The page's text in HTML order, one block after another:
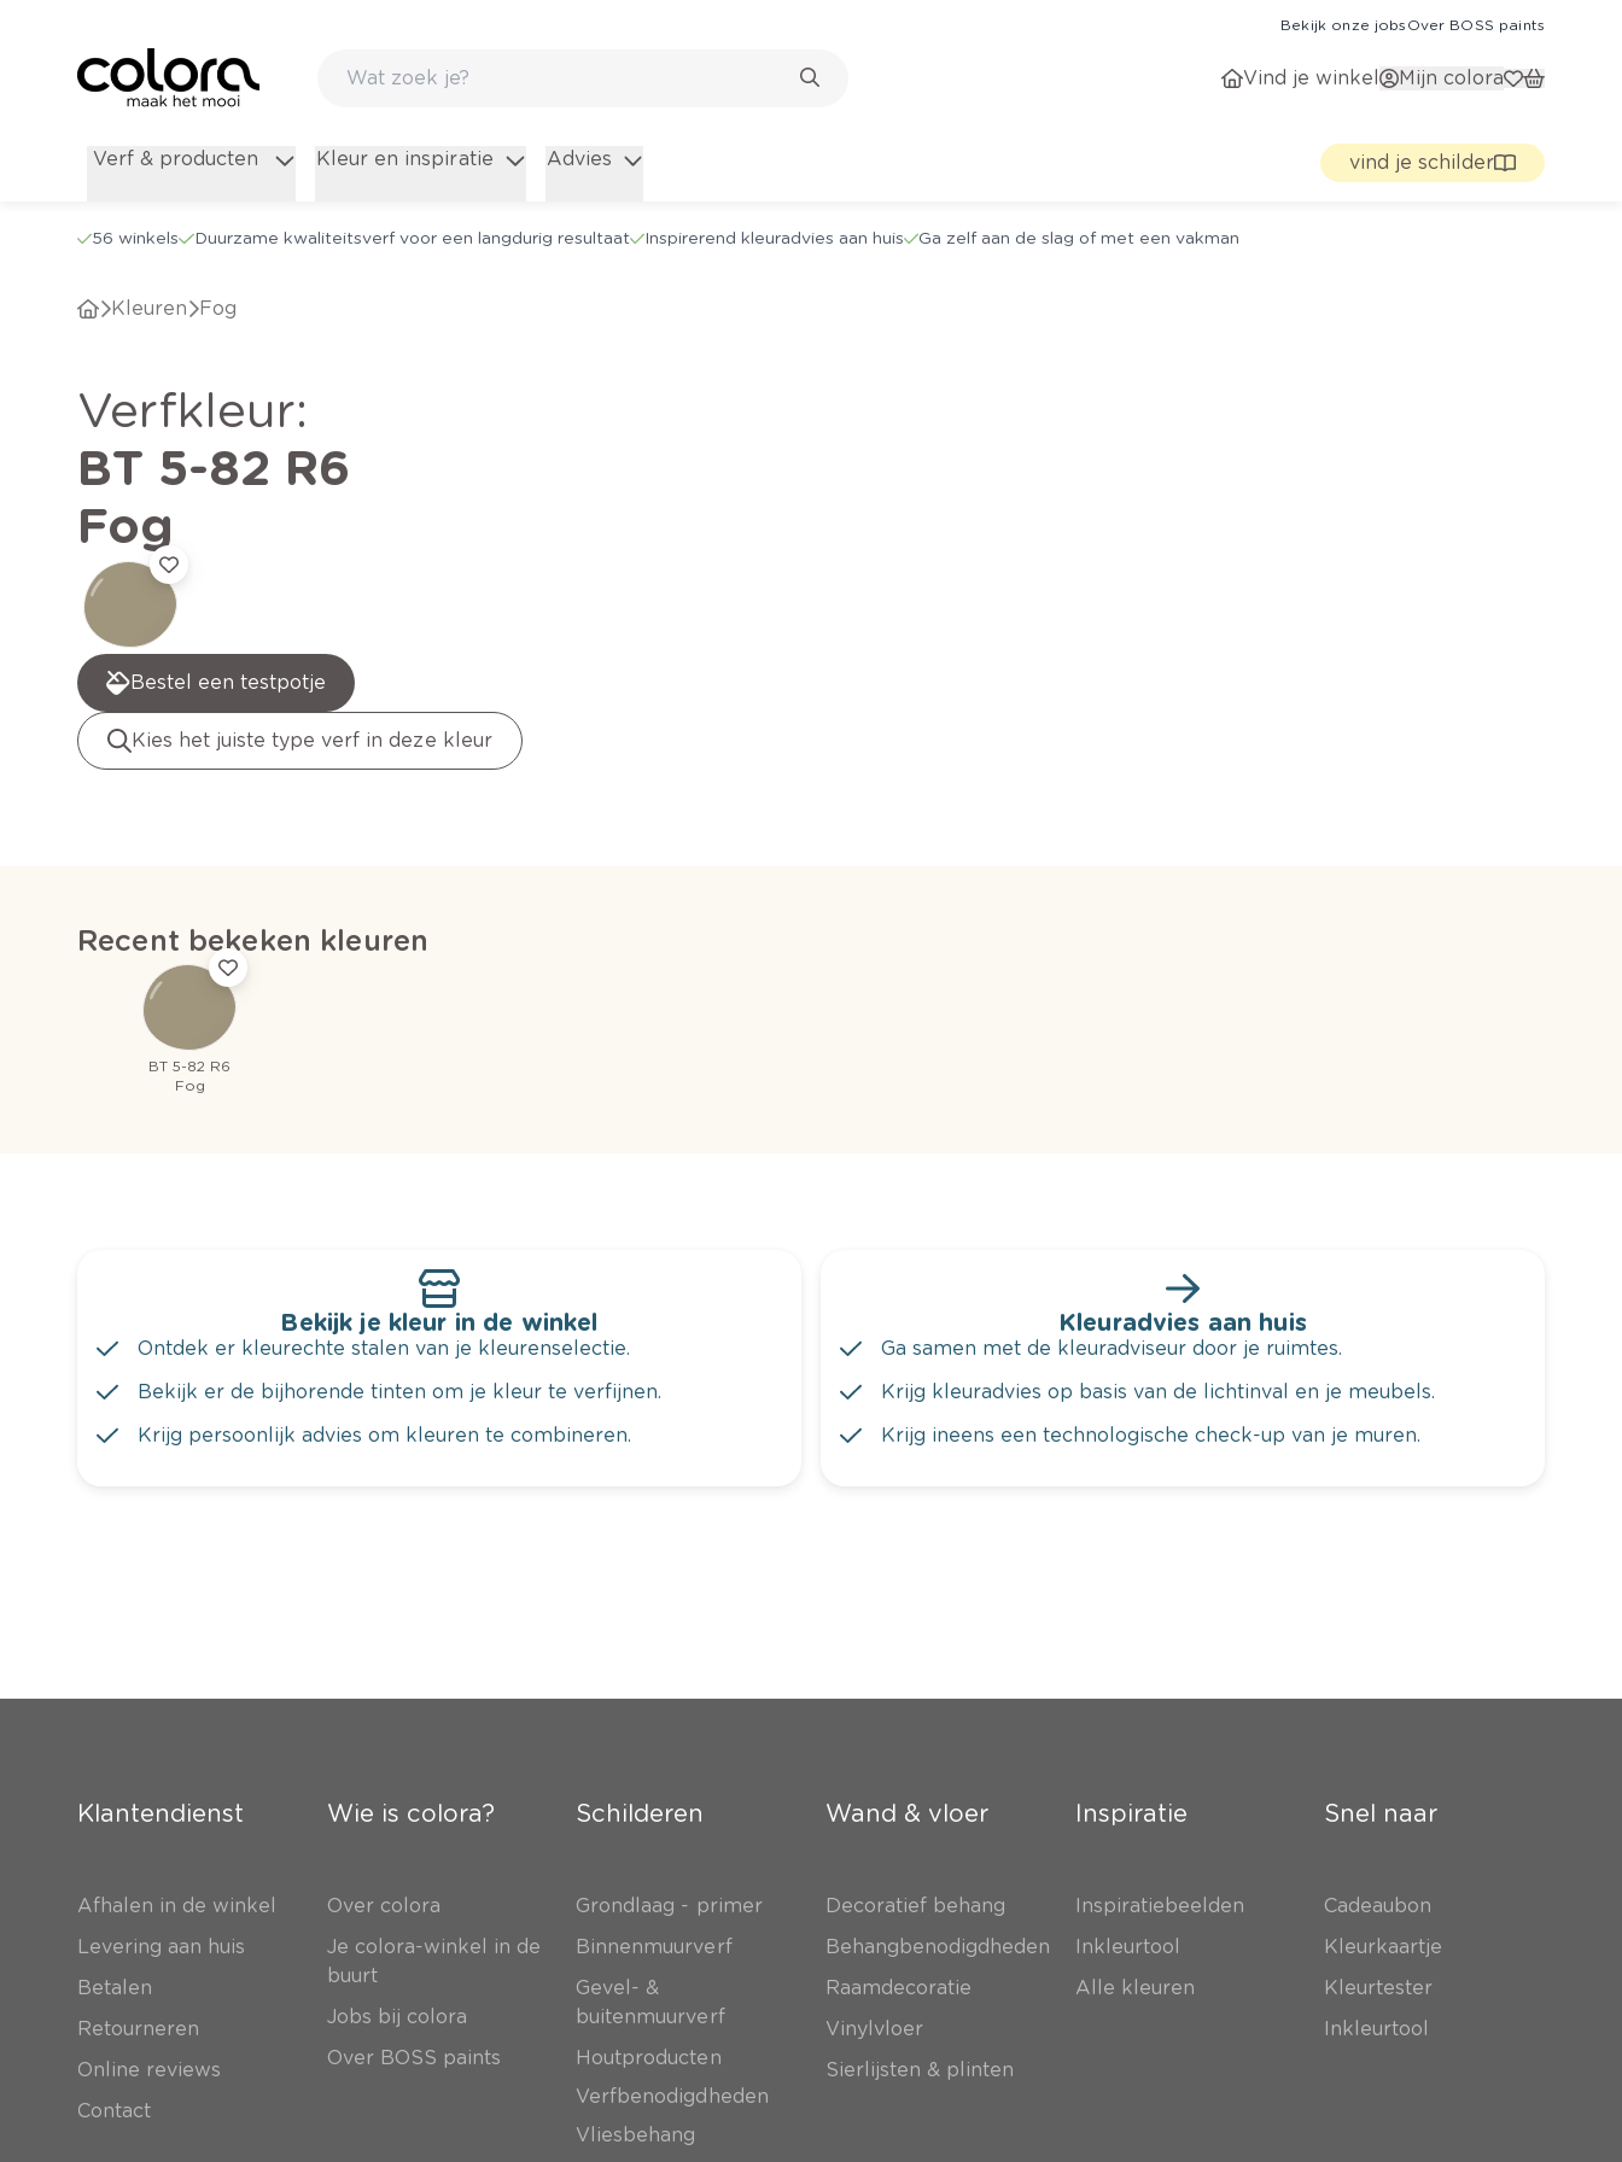
Bekijk onze jobs Over BOSS paints
Vind je winkel Mijn colora
Verf & producten Kleur en inspiratie Advies vind je schilder
56 winkels Duurzame kwaliteitsverf voor een langdurig resultaat Inspirerend kleuradvies aan huis Ga zelf aan de slag of met een vakman
Kleuren Fog
verfkleur:
BT 5-82 R6
Fog
Bestel een testpotje
Kies het juiste type verf in deze kleur
Recent bekeken kleuren
BT 5-82 R6
Fog
Bekijk je kleur in de winkel
Ontdek er kleurechte stalen van je kleurenselectie.
Bekijk er de bijhorende tinten om je kleur te verfijnen.
Krijg persoonlijk advies om kleuren te combineren.
Kleuradvies aan huis
Ga samen met de kleuradviseur door je ruimtes.
Krijg kleuradvies op basis van de lichtinval en je meubels.
Krijg ineens een technologische check-up van je muren.
Klantendienst
Afhalen in de winkel
Levering aan huis
Betalen
Retourneren
Online reviews
Contact
Wie is colora?
Over colora
Je colora-winkel in de
buurt
Jobs bij colora
Over BOSS paints
Schilderen
Grondlaag - primer
Binnenmuurverf
Gevel- &
buitenmuurverf
Houtproducten
Verfbenodigdheden
Vliesbehang
Wand & vloer
Decoratief behang
Behangbenodigdheden
Raamdecoratie
Vinylvloer
Sierlijsten & plinten
Inspiratie
Inspiratiebeelden
Inkleurtool
Alle kleuren
Snel naar
Cadeaubon
Kleurkaartje
Kleurtester
Inkleurtool